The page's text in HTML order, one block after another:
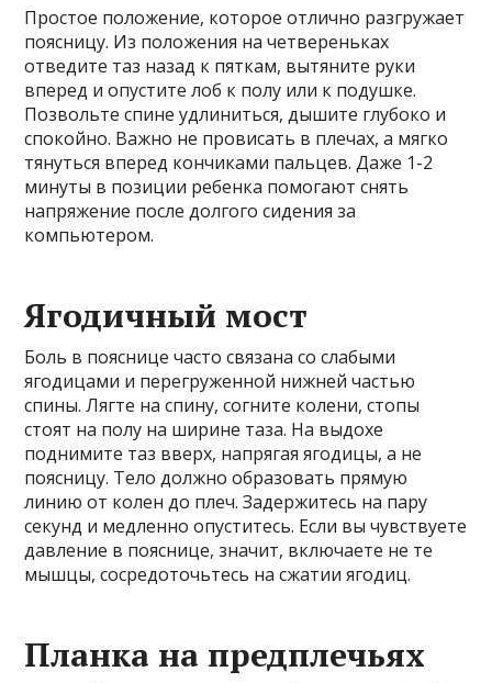
Простое положение, которое отлично разгружает
поясницу. Из положения на четвереньках
отведите таз назад к пяткам, вытяните руки
вперед и опустите лоб к полу или к подушке.
Позвольте спине удлиниться, дышите глубоко и
спокойно. Важно не провисать в плечах, а мягко
тянуться вперед кончиками пальцев. Даже 1-2
минуты в позиции ребенка помогают снять
напряжение после долгого сидения за
компьютером.
Ягодичный мост
Боль в пояснице часто связана со слабыми
ягодицами и перегруженной нижней частью
спины. Лягте на спину, согните колени, стопы
стоят на полу на ширине таза. На выдохе
поднимите таз вверх, напрягая ягодицы, а не
поясницу. Тело должно образовать прямую
линию от колен до плеч. Задержитесь на пару
секунд и медленно опуститесь. Если вы чувствуете
давление в пояснице, значит, включаете не те
мышцы, сосредоточьтесь на сжатии ягодиц.
Планка на предплечьях